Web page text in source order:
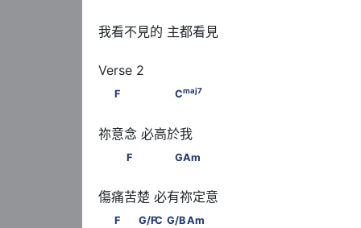
我看不見的 主都看見
F                    C
F Cmaj7
F                 G       Am
F GAm
F           G/F         C        G/B
F G/FC G/BAm